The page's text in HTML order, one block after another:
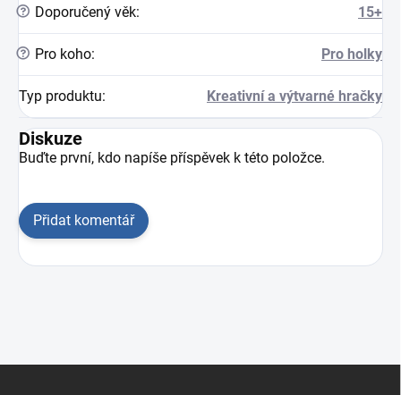
? Doporučený věk: 15+
? Pro koho: Pro holky
Typ produktu: Kreativní a výtvarné hračky
Diskuze
Buďte první, kdo napíše příspěvek k této položce.
Přidat komentář